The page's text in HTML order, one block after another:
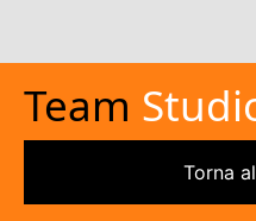
Team
Torna